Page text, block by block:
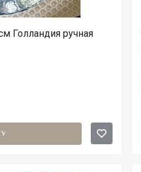
Голландия ручная